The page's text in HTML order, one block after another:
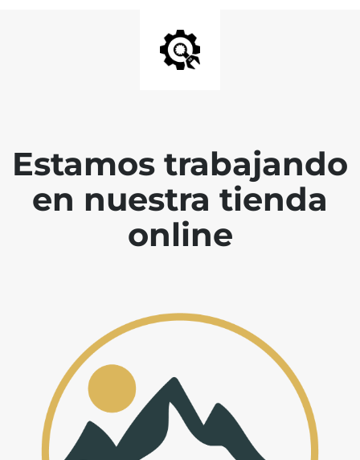
Estamos trabajando
en nuestra tienda
online